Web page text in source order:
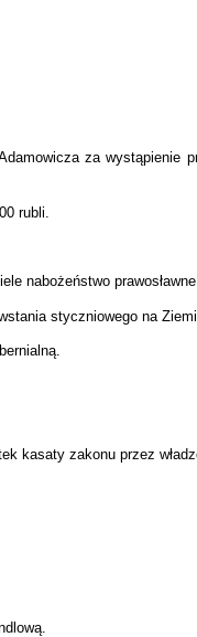
za
rubli.
nabożeństwo
styczniowego na
kasaty zakonu przez